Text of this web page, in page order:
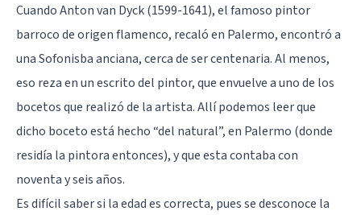
Cuando Anton van Dyck (1599-1641), el famoso pintor
barroco de origen flamenco, recaló en Palermo, encontró a
una Sofonisba anciana, cerca de ser centenaria. Al menos,
eso reza en un escrito del pintor, que envuelve a uno de los
bocetos que realizó de la artista. Allí podemos leer que
dicho boceto está hecho “del natural”, en Palermo (donde
residía la pintora entonces), y que esta contaba con
noventa y seis años.
Es difícil saber si la edad es correcta, pues se desconoce la